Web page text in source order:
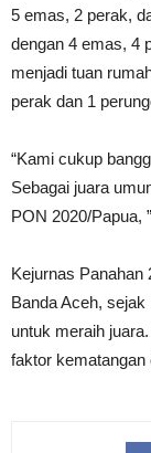
5 emas, 2 perak,
dengan 4 emas, 4
menjadi tuan
perak dan 1
“Kami cukup
Sebagai juara
PON 2020/Papua,
Kejurnas Panahan
Banda Aceh,
untuk meraih
faktor kematangan